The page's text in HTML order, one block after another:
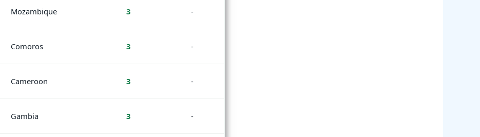
Mozambique 3 -
Comoros 3 -
Cameroon 3 -
Gambia 3 -